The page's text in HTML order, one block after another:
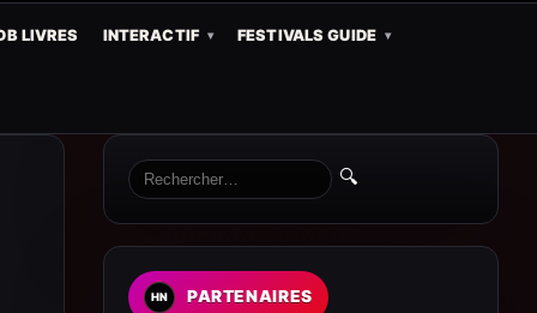
LIVRES INTERACTIF FESTIVALS GUIDE
🔍
PARTENAIRES